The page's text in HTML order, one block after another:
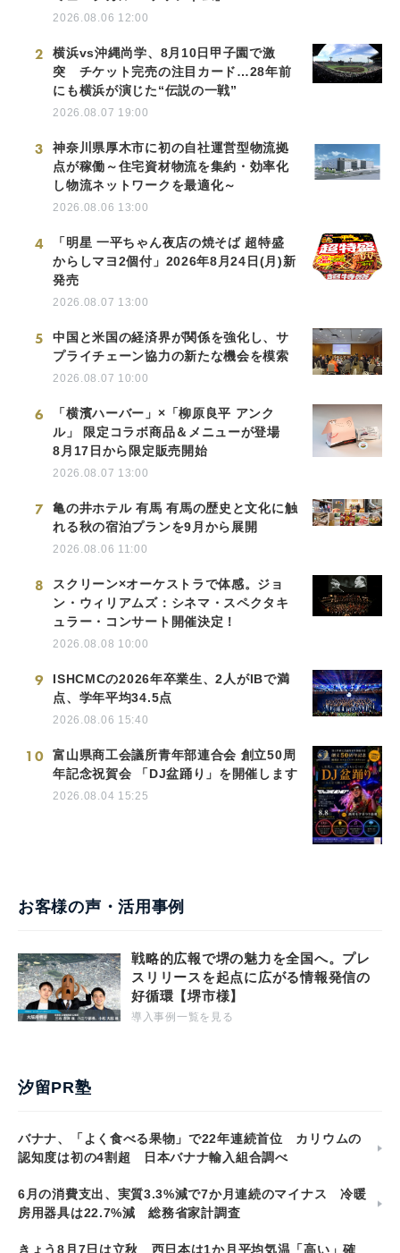
2026.08.06 12:00
2
横浜vs沖縄尚学、8月10日甲子園で激
突 チケット完売の注目カード…28年前
にも横浜が演じた“伝説の一戦”
2026.08.07 19:00
3
神奈川県厚木市に初の自社運営型物流拠
点が稼働～住宅資材物流を集約・効率化
し物流ネットワークを最適化～
2026.08.06 13:00
4
「明星 一平ちゃん夜店の焼そば 超特盛
からしマヨ2個付」2026年8月24日(月)新
発売
2026.08.07 13:00
5
中国と米国の経済界が関係を強化し、サ
プライチェーン協力の新たな機会を模索
2026.08.07 10:00
6
「横濱ハーバー」×「柳原良平 アンク
ル」 限定コラボ商品＆メニューが登場
8月17日から限定販売開始
2026.08.07 13:00
7
亀の井ホテル 有馬 有馬の歴史と文化に触
れる秋の宿泊プランを9月から展開
2026.08.06 11:00
8
スクリーン×オーケストラで体感。ジョ
ン・ウィリアムズ：シネマ・スペクタキ
ュラー・コンサート開催決定！
2026.08.08 10:00
9
ISHCMCの2026年卒業生、2人がIBで満
点、学年平均34.5点
2026.08.06 15:40
10
富山県商工会議所青年部連合会 創立50周
年記念祝賀会 「DJ盆踊り」を開催します
2026.08.04 15:25
お客様の声・活用事例
戦略的広報で堺の魅力を全国へ。プレ
スリリースを起点に広がる情報発信の
好循環【堺市様】
導入事例一覧を見る
汐留PR塾
バナナ、「よく食べる果物」で22年連続首位 カリウムの
認知度は初の4割超 日本バナナ輸入組合調べ
6月の消費支出、実質3.3%減で7か月連続のマイナス 冷暖
房用器具は22.7%減 総務省家計調査
きょう8月7日は立秋 西日本は1か月平均気温「高い」確